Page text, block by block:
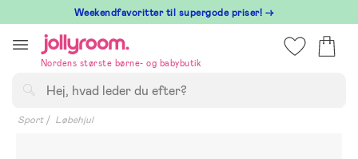
till
innehållet
⁠ Weekendfavoritter til supergode priser! →
Nordens største børne- og babybutik
Sport Løbehjul